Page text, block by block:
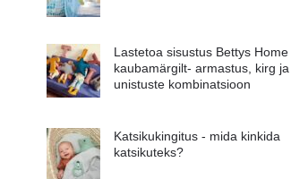
Lastetoa sisustus Bettys Home
kaubamärgilt- armastus, kirg ja
unistuste kombinatsioon
Katsikukingitus - mida kinkida
katsikuteks?